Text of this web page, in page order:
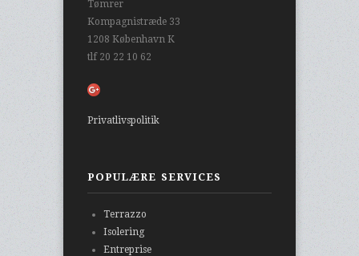
Tømrer
Kompagnistræde 33
1208 København K
tlf 20 22 10 62
Privatlivspolitik
POPULÆRE SERVICES
Terrazzo
Isolering
Entreprise